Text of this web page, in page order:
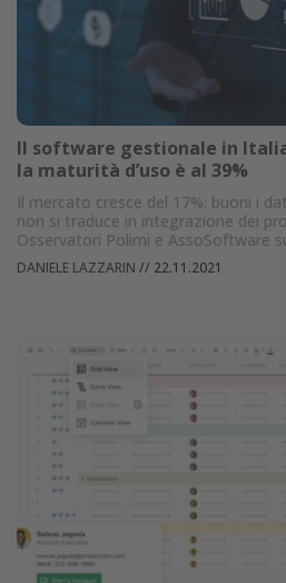
Il software gestionale in
la maturità d’uso è al 39%
Il mercato cresce del 17%: buoni i
non si traduce in integrazione dei
Osservatori Polimi e AssoSoftware
DANIELE LAZZARIN // 22.11.2021